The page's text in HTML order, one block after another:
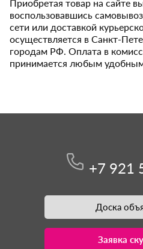
Приобретая товар на сайте
воспользовавшись
сети или доставкой
осуществляется в Санкт-
городам РФ. Оплата в
принимается любым
+7 921
Доска
Заявка